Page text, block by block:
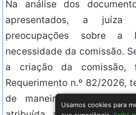
Na análise dos
apresentados, a juíza
preocupações sobre a
necessidade da comissão.
a criação da comissão,
Requerimento n.º 82/2026,
de maneira irregular, já
Usamos cookies para